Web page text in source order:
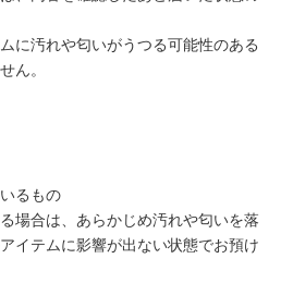
に汚れや匂いがうつる可能性のある
ん。
るもの
場合は、あらかじめ汚れや匂いを落
イテムに影響が出ない状態でお預け